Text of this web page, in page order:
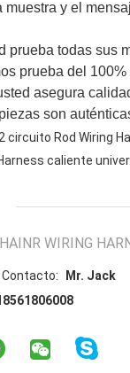
muestra y el
prueba todas sus
prueba del
asegura
son
circuito Rod Wiring
caliente
WIRING
Contacto:
Mr. Jack